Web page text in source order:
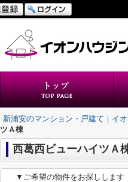
新浦安のマンション・戸建て｜イ
ツＡ棟
西葛西ビューハイツＡ
▼ご希望の物件をお探しします